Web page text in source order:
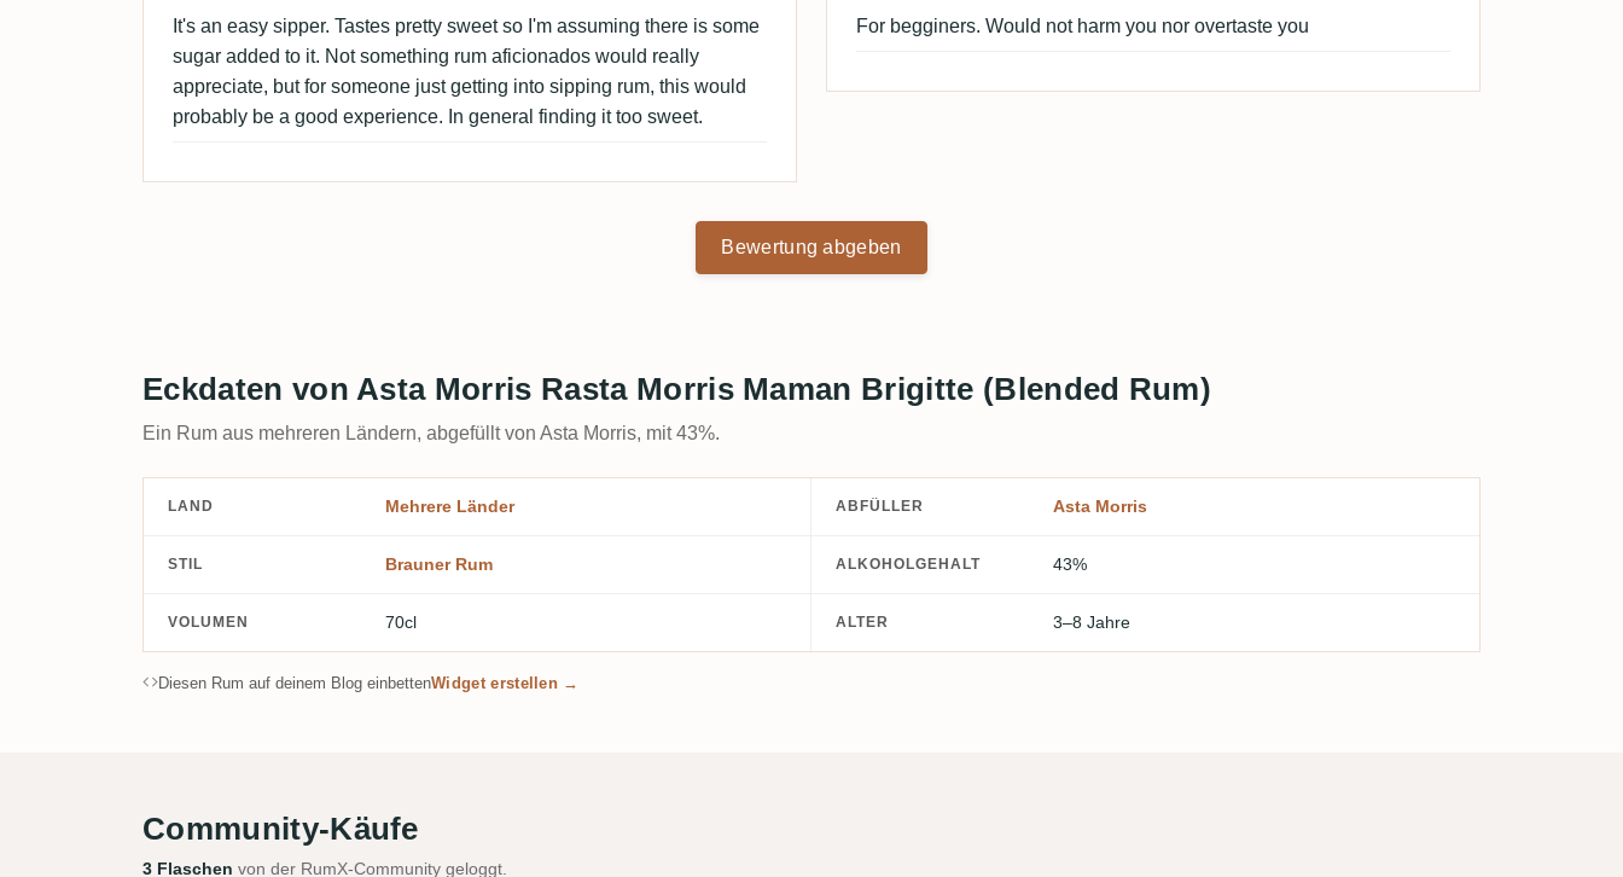
It's an easy sipper. Tastes pretty sweet so I'm assuming there is some
sugar added to it. Not something rum aficionados would really
appreciate, but for someone just getting into sipping rum, this would
probably be a good experience. In general finding it too sweet.
For begginers. Would not harm you nor overtaste you
Bewertung abgeben
Eckdaten von Asta Morris Rasta Morris Maman Brigitte (Blended Rum)
Ein Rum aus mehreren Ländern, abgefüllt von Asta Morris, mit 43%.
LAND Mehrere Länder ABFÜLLER Asta Morris
STIL Brauner Rum ALKOHOLGEHALT 43%
VOLUMEN 70cl ALTER 3–8 Jahre
Diesen Rum auf deinem Blog einbettenWidget erstellen →
Community-Käufe
3 Flaschen von der RumX-Community geloggt.